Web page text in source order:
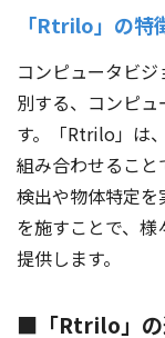
「Rtrilo」の特
コンピュータビ
別する、コンピ
す。「Rtrilo」は
組み合わせるこ
検出や物体特定
を施すことで、
提供します。
■「Rtrilo」の